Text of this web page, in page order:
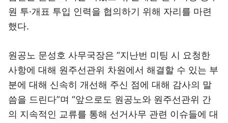
원 투·개표 투입 인력을 협의하기 위해 자리를 마련
했다.
원공노 문성호 사무국장은 “지난번 미팅 시 요청한
사항에 대해 원주선관위 차원에서 해결할 수 있는 부
분에 대해 신속히 개선해 주신 점에 대해 감사의 말
씀을 드린다”며 “앞으로도 원공노와 원주선관위 간
의 지속적인 교류를 통해 선거사무 관련 이슈들에 대